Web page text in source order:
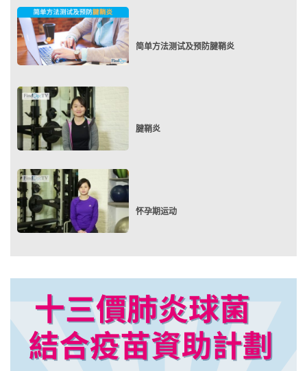
简单方法测试及预防腱鞘炎
腱鞘炎
怀孕期运动